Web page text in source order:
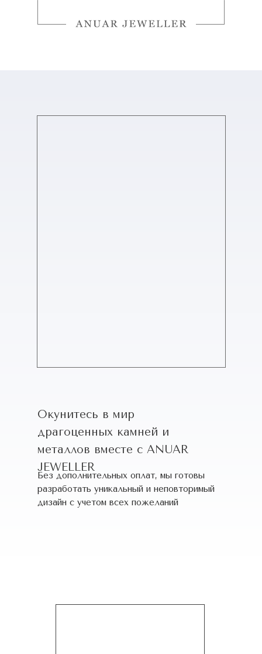
Окунитесь в мир
драгоценных камней и
металлов вместе с ANUAR
JEWELLER
Без дополнительных оплат, мы готовы
разработать уникальный и неповторимый
дизайн c учетом всех пожеланий